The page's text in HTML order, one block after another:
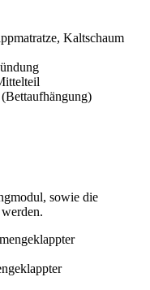
Kaltschaum
sowie die